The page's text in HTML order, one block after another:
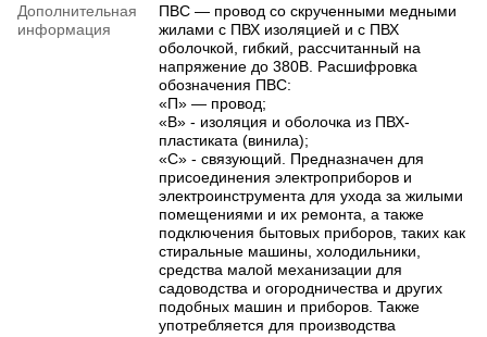
Дополнительная
информация
ПВС — провод со скрученными медными
жилами с ПВХ изоляцией и с ПВХ
оболочкой, гибкий, рассчитанный на
напряжение до 380В. Расшифровка
обозначения ПВС:
«П» — провод;
«В» - изоляция и оболочка из ПВХ-
пластиката (винила);
«С» - связующий. Предназначен для
присоединения электроприборов и
электроинструмента для ухода за жилыми
помещениями и их ремонта, а также
подключения бытовых приборов, таких как
стиральные машины, холодильники,
средства малой механизации для
садоводства и огородничества и других
подобных машин и приборов. Также
употребляется для производства